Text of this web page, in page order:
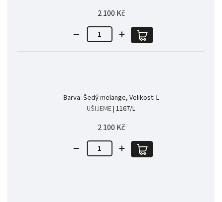
2 100 Kč
Barva: Šedý melange, Velikost: L
UŠIJEME| 1167/L
2 100 Kč